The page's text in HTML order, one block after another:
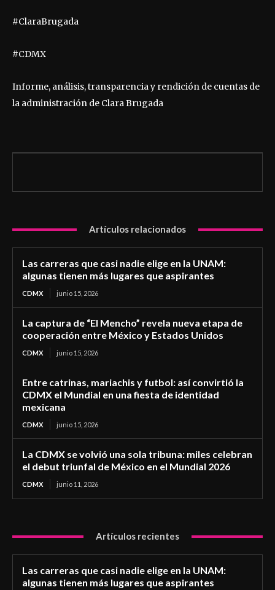
#ClaraBrugada
#CDMX
Informe, análisis, transparencia y rendición de cuentas de
la administración de Clara Brugada
Artículos relacionados
Las carreras que casi nadie elige en la UNAM:
algunas tienen más lugares que aspirantes
CDMX junio 15, 2026
La captura de “El Mencho” revela nueva etapa de
cooperación entre México y Estados Unidos
CDMX junio 15, 2026
Entre catrinas, mariachis y futbol: así convirtió la
CDMX el Mundial en una fiesta de identidad
mexicana
CDMX junio 15, 2026
La CDMX se volvió una sola tribuna: miles celebran
el debut triunfal de México en el Mundial 2026
CDMX junio 11, 2026
Artículos recientes
Las carreras que casi nadie elige en la UNAM:
algunas tienen más lugares que aspirantes